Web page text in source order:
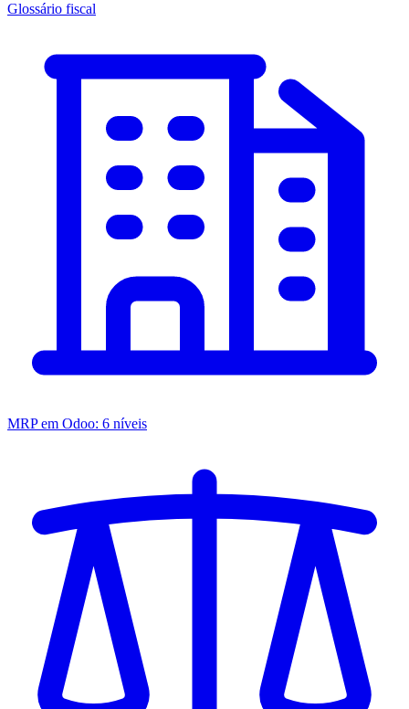
Glossário fiscal
MRP em Odoo: 6 níveis